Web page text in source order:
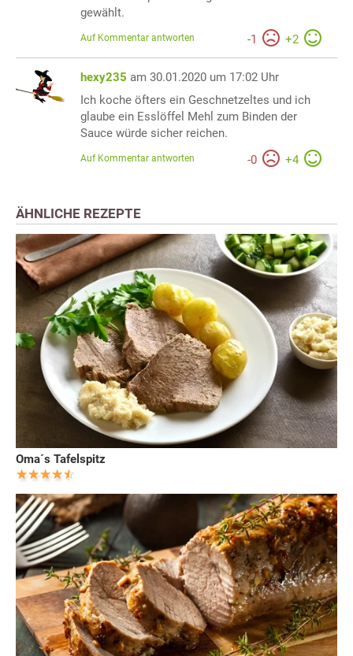
gewählt.
-1 +2
Auf Kommentar antworten
hexy235 am 30.01.2020 um 17:02 Uhr
Ich koche öfters ein Geschnetzeltes und ich
glaube ein Esslöffel Mehl zum Binden der
Sauce würde sicher reichen.
-0 +4
Auf Kommentar antworten
ÄHNLICHE REZEPTE
Oma´s Tafelspitz